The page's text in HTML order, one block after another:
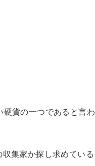
貨の一つであると言わ
集家か探し求めている